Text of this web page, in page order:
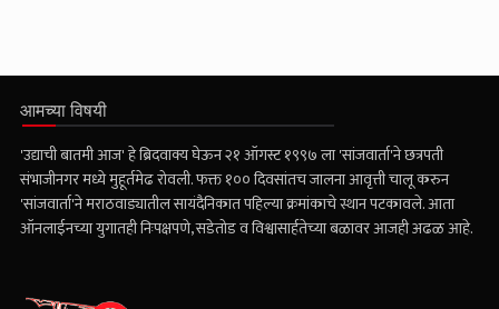
आमच्या विषयी
'उद्याची बातमी आज' हे ब्रिदवाक्य घेऊन २१ ऑगस्ट १९९७ ला 'सांजवार्ता'ने छत्रपती
संभाजीनगर मध्ये मुहूर्तमेढ रोवली. फक्त १०० दिवसांतच जालना आवृत्ती चालू करुन
'सांजवार्ता'ने मराठवाड्यातील सायंदैनिकात पहिल्या क्रमांकाचे स्थान पटकावले. आता
ऑनलाईनच्या युगातही निःपक्षपणे, सडेतोड व विश्वासार्हतेच्या बळावर आजही अढळ आहे.